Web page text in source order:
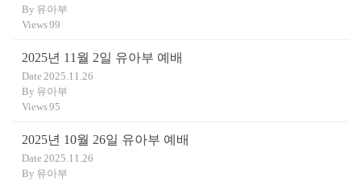
By 유아부
Views99
2025년 11월 2일 유아부 예배
Date 2025.11.26
By 유아부
Views95
2025년 10월 26일 유아부 예배
Date 2025.11.26
By 유아부